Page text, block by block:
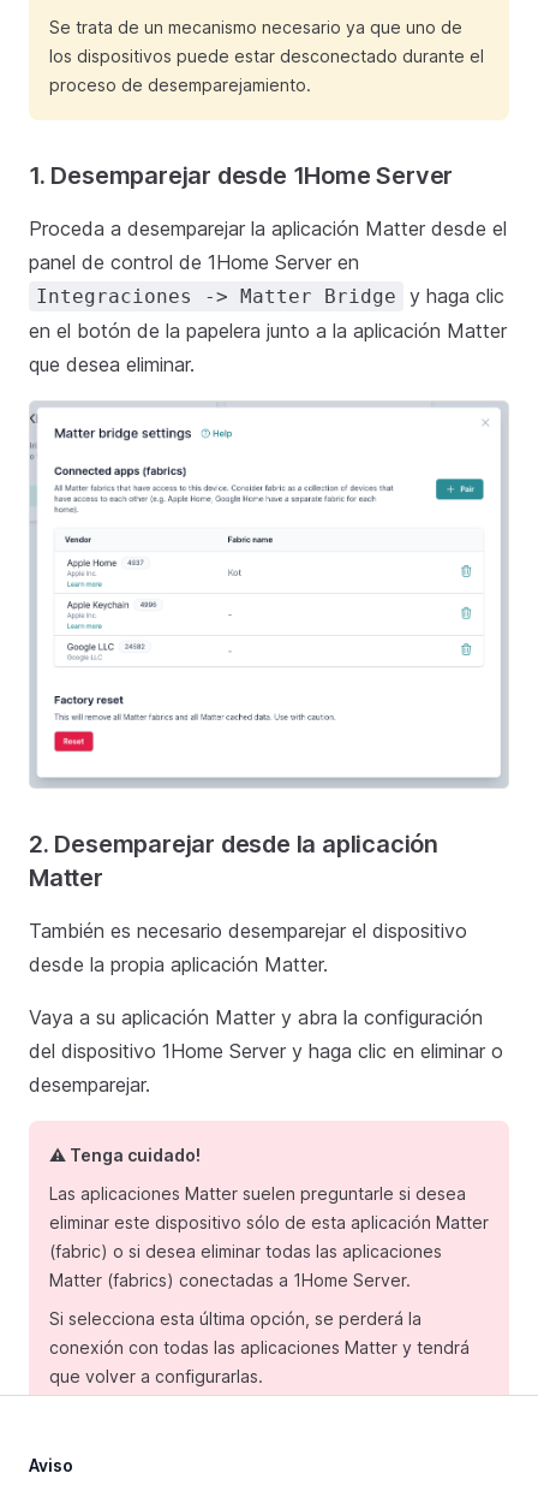
Se trata de un mecanismo necesario ya que uno de
los dispositivos puede estar desconectado durante el
proceso de desemparejamiento.
1. Desemparejar desde 1Home Server
Proceda a desemparejar la aplicación Matter desde el
panel de control de 1Home Server en
Integraciones -> Matter Bridge
y haga clic
en el botón de la papelera junto a la aplicación Matter
que desea eliminar.
2. Desemparejar desde la aplicación
Matter
También es necesario desemparejar el dispositivo
desde la propia aplicación Matter.
Vaya a su aplicación Matter y abra la configuración
del dispositivo 1Home Server y haga clic en eliminar o
desemparejar.
⚠️ Tenga cuidado!
Las aplicaciones Matter suelen preguntarle si desea
eliminar este dispositivo sólo de esta aplicación Matter
(fabric) o si desea eliminar todas las aplicaciones
Matter (fabrics) conectadas a 1Home Server.
Si selecciona esta última opción, se perderá la
conexión con todas las aplicaciones Matter y tendrá
que volver a configurarlas.
Aviso